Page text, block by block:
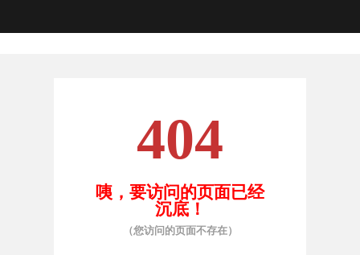
404
咦，要访问的页面已经
沉底！
（您访问的页面不存在）